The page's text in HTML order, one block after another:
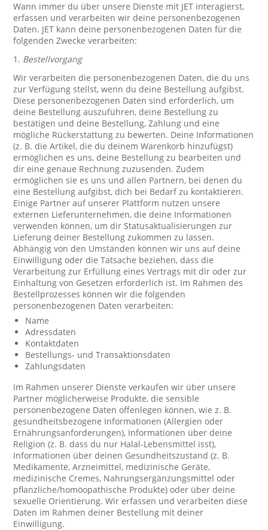
Wann immer du über unsere Dienste mit JET interagierst,
erfassen und verarbeiten wir deine personenbezogenen
Daten. JET kann deine personenbezogenen Daten für die
folgenden Zwecke verarbeiten:
1. Bestellvorgang
Wir verarbeiten die personenbezogenen Daten, die du uns
zur Verfügung stellst, wenn du deine Bestellung aufgibst.
Diese personenbezogenen Daten sind erforderlich, um
deine Bestellung auszuführen, deine Bestellung zu
bestätigen und deine Bestellung, Zahlung und eine
mögliche Rückerstattung zu bewerten. Deine Informationen
(z. B. die Artikel, die du deinem Warenkorb hinzufügst)
ermöglichen es uns, deine Bestellung zu bearbeiten und
dir eine genaue Rechnung zuzusenden. Zudem
ermöglichen sie es uns und allen Partnern, bei denen du
eine Bestellung aufgibst, dich bei Bedarf zu kontaktieren.
Einige Partner auf unserer Plattform nutzen unsere
externen Lieferunternehmen, die deine Informationen
verwenden können, um dir Statusaktualisierungen zur
Lieferung deiner Bestellung zukommen zu lassen.
Abhängig von den Umständen können wir uns auf deine
Einwilligung oder die Tatsache beziehen, dass die
Verarbeitung zur Erfüllung eines Vertrags mit dir oder zur
Einhaltung von Gesetzen erforderlich ist. Im Rahmen des
Bestellprozesses können wir die folgenden
personenbezogenen Daten verarbeiten:
Name
Adressdaten
Kontaktdaten
Bestellungs- und Transaktionsdaten
Zahlungsdaten
Im Rahmen unserer Dienste verkaufen wir über unsere
Partner möglicherweise Produkte, die sensible
personenbezogene Daten offenlegen können, wie z. B.
gesundheitsbezogene Informationen (Allergien oder
Ernährungsanforderungen), Informationen über deine
Religion (z. B. dass du nur Halal-Lebensmittel isst),
Informationen über deinen Gesundheitszustand (z. B.
Medikamente, Arzneimittel, medizinische Geräte,
medizinische Cremes, Nahrungsergänzungsmittel oder
pflanzliche/homöopathische Produkte) oder über deine
sexuelle Orientierung. Wir erfassen und verarbeiten diese
Daten im Rahmen deiner Bestellung mit deiner
Einwilligung.